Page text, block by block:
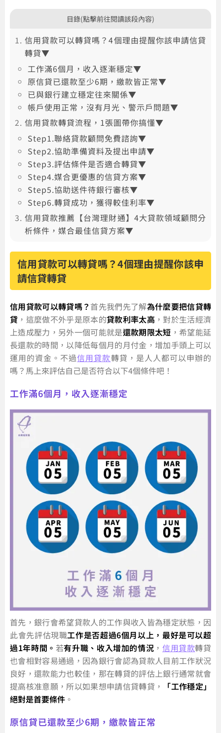
目錄(點擊前往閱讀該段內容)
信用貸款可以轉貸嗎？4個理由提醒你該申請信貸
轉貸▼
工作滿6個月，收入逐漸穩定▼
原信貸已還款至少6期，繳款皆正常▼
已與銀行建立穩定往來關係▼
帳戶使用正常，沒有月光、警示戶問題▼
信用貸款轉貸流程，1張圖帶你搞懂▼
Step1.聯絡貸款顧問免費諮詢▼
Step2.協助準備資料及提出申請▼
Step3.評估條件是否適合轉貸▼
Step4.媒合更優惠的信貸方案▼
Step5.協助送件待銀行審核▼
Step6.轉貸成功，獲得較佳利率▼
信用貸款推薦【台灣理財通】4大貸款領域顧問分
析條件，媒合最佳信貸方案▼
信用貸款可以轉貸嗎？4個理由提醒你該申
請信貸轉貸
信用貸款可以轉貸嗎？ 首先我們先了解為什麼要把信貸轉
貸 ，這麼做不外乎是原本的貸款利率太高 ，對於生活經濟
上造成壓力，另外一個可能就是還款期限太短 ，希望能延
長還款的時間，以降低每個月的月付金，增加手頭上可以
運用的資金。不過信用貸款轉貸，是人人都可以申辦的
嗎？馬上來評估自己是否符合以下4個條件吧！
工作滿6個月，收入逐漸穩定
首先，銀行會希望貸款人的工作與收入皆為穩定狀態，因
此會先評估現職工作是否超過6個月以上，最好是可以超
過1年時間。 若有升職、收入增加的情況 ， 信用貸款轉貸
也會相對容易通過，因為銀行會認為貸款人目前工作狀況
良好，還款能力也較佳，那在轉貸的評估上銀行通常就會
提高核准意願，所以如果想申請信貸轉貸，
「工作穩定」
絕對是首要條件 。
原信貸已還款至少6期，繳款皆正常